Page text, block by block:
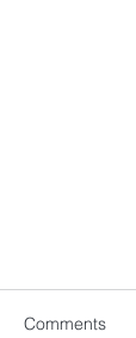
Comments